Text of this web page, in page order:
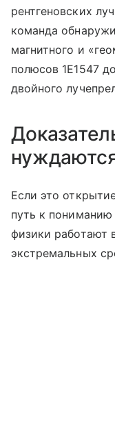
рентгеновских
команда
магнитного и
полюсов 1E1547
двойного
Если это
путь к пониманию
физики работают
экстремальных